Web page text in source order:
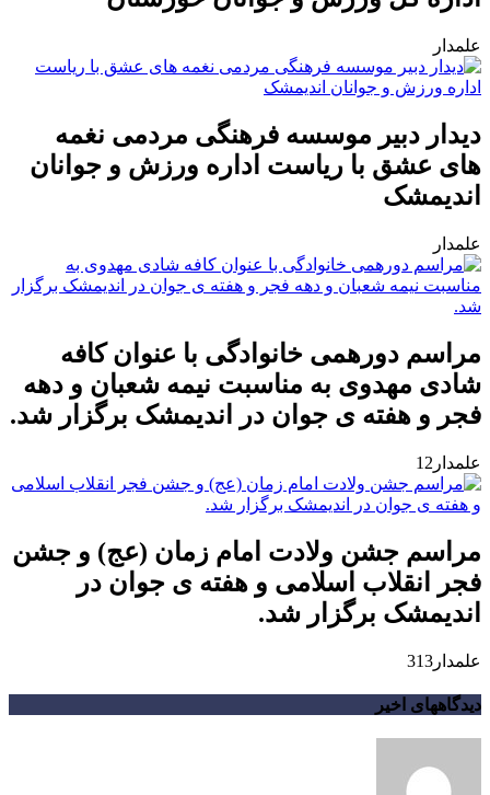
علمدار
دیدار دبیر موسسه فرهنگی مردمی نغمه
های عشق با ریاست اداره ورزش و جوانان
اندیمشک
علمدار
مراسم دورهمی خانوادگی با عنوان کافه
شادی مهدوی به مناسبت نیمه شعبان و دهه
فجر و هفته ی جوان در اندیمشک برگزار شد.
علمدار12
مراسم جشن ولادت امام زمان (عج) و جشن
فجر انقلاب اسلامی و هفته ی جوان در
اندیمشک برگزار شد.
علمدار313
دیدگاههای اخیر